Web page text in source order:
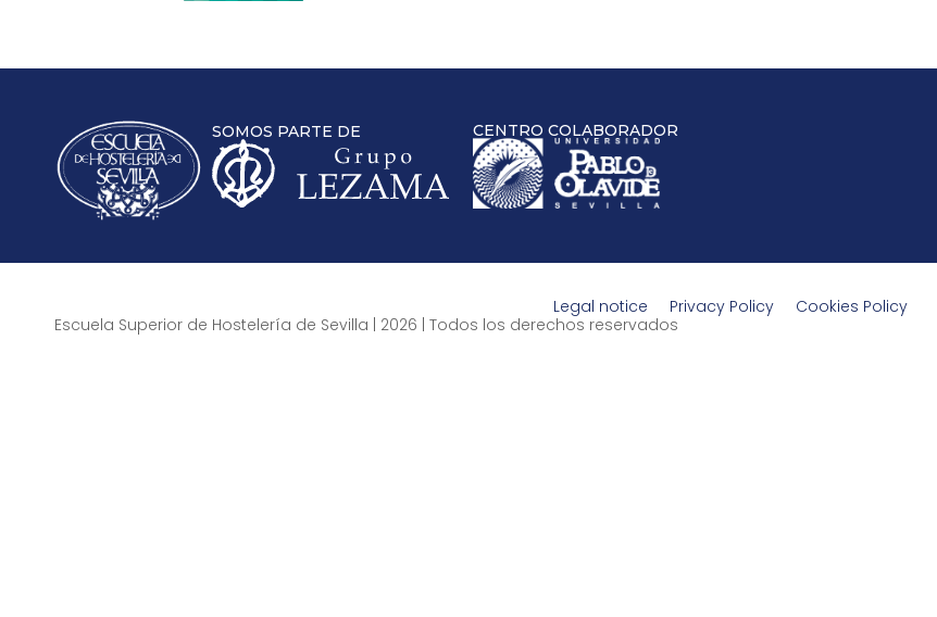
SOMOS PARTE DE CENTRO COLABORADOR
Legal notice Privacy Policy
Cookies Policy
Escuela Superior de Hostelería de Sevilla | 2026 | Todos los derechos reservados